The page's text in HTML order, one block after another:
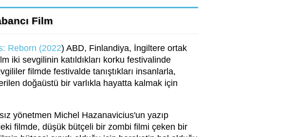
Film
Reborn (2022) ABD, Finlandiya, İngiltere ortak
iki sevgilinin katıldıkları korku festivalinde
filmde festivalde tanıştıkları insanlarla,
doğaüstü bir varlıkla hayatta kalmak için
yönetmen Michel Hazanavicius'un yazıp
filmde, düşük bütçeli bir zombi filmi çeken bir